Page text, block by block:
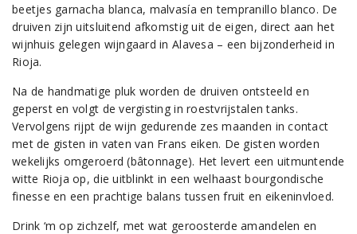
beetjes garnacha blanca, malvasía en tempranillo blanco. De
druiven zijn uitsluitend afkomstig uit de eigen, direct aan het
wijnhuis gelegen wijngaard in Alavesa – een bijzonderheid in
Rioja.
Na de handmatige pluk worden de druiven ontsteeld en
geperst en volgt de vergisting in roestvrijstalen tanks.
Vervolgens rijpt de wijn gedurende zes maanden in contact
met de gisten in vaten van Frans eiken. De gisten worden
wekelijks omgeroerd (bâtonnage). Het levert een uitmuntende
witte Rioja op, die uitblinkt in een welhaast bourgondische
finesse en een prachtige balans tussen fruit en eikeninvloed.
Drink ‘m op zichzelf, met wat geroosterde amandelen en